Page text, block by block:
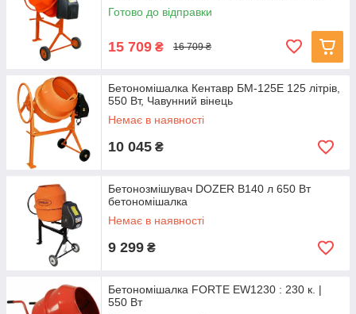
Готово до відправки
15 709 ₴ 16 709 ₴
Бетономішалка Кентавр БМ-125Е 125 літрів,
550 Вт, Чавунний вінець
Немає в наявності
10 045 ₴
Бетонозмішувач DOZER B140 л 650 Вт
бетономішалка
Немає в наявності
9 299 ₴
Бетономішалка FORTE EW1230 : 230 к. |
550 Вт